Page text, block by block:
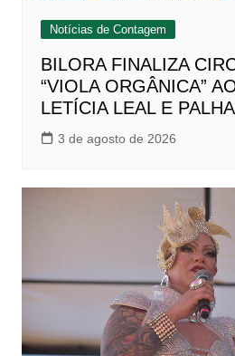
Notícias de Contagem
BILORA FINALIZA
“VIOLA ORGÂNICA”
LETÍCIA LEAL E
3 de agosto de 2026